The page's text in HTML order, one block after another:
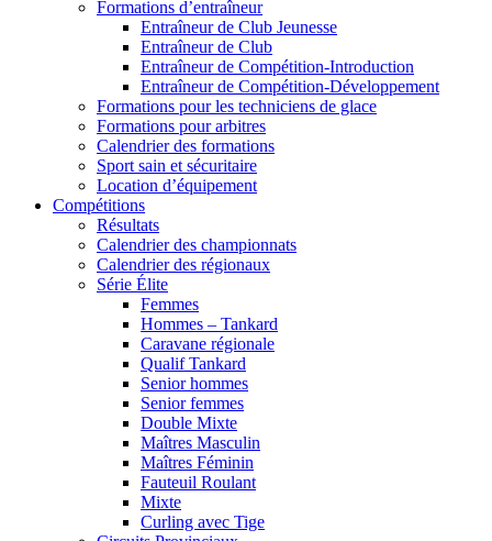
Formations d’entraîneur
Entraîneur de Club Jeunesse
Entraîneur de Club
Entraîneur de Compétition-Introduction
Entraîneur de Compétition-Développement
Formations pour les techniciens de glace
Formations pour arbitres
Calendrier des formations
Sport sain et sécuritaire
Location d’équipement
Compétitions
Résultats
Calendrier des championnats
Calendrier des régionaux
Série Élite
Femmes
Hommes – Tankard
Caravane régionale
Qualif Tankard
Senior hommes
Senior femmes
Double Mixte
Maîtres Masculin
Maîtres Féminin
Fauteuil Roulant
Mixte
Curling avec Tige